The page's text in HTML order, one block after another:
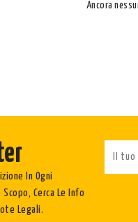
Ancora
In Ogni
Cerca Le Info
Legali.